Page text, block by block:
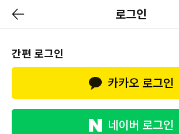
로그인
간편 로그인
카카오 로그인
네이버 로그인